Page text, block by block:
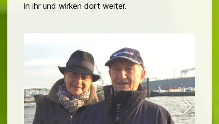
in ihr und wirken dort weiter.